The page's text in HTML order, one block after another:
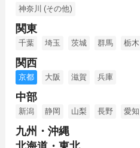
神奈川 (その他)
関東
千葉 埼玉 茨城 群馬 栃木
関西
京都 大阪 滋賀 兵庫
中部
新潟 静岡 山梨 長野 愛知
九州・沖縄